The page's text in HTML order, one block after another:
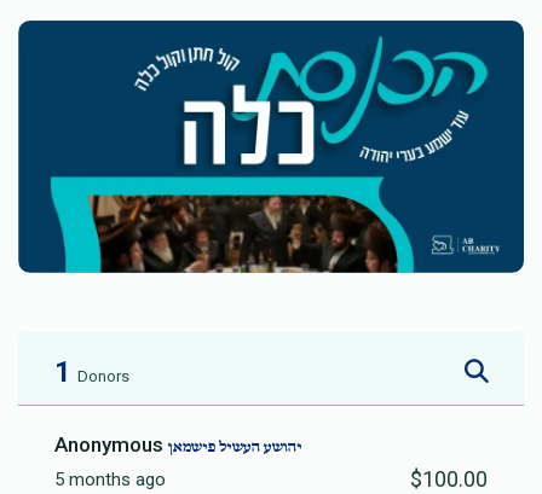
1 Donors
Anonymous יהושע העשיל פישמאן
5 months ago $100.00